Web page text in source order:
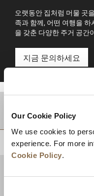
Our Cookie Policy
We use cookies to
experience. For more
Cookie Policy.
오랫동안 집처럼 머물 곳
족과 함께, 어떤 여행을
을 갖춘 다양한 주거 공간
지금 문의하세요
적지